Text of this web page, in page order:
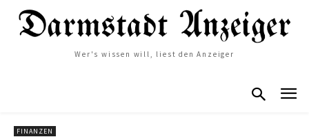
Wer's wissen will, liest den Anzeiger
FINANZEN